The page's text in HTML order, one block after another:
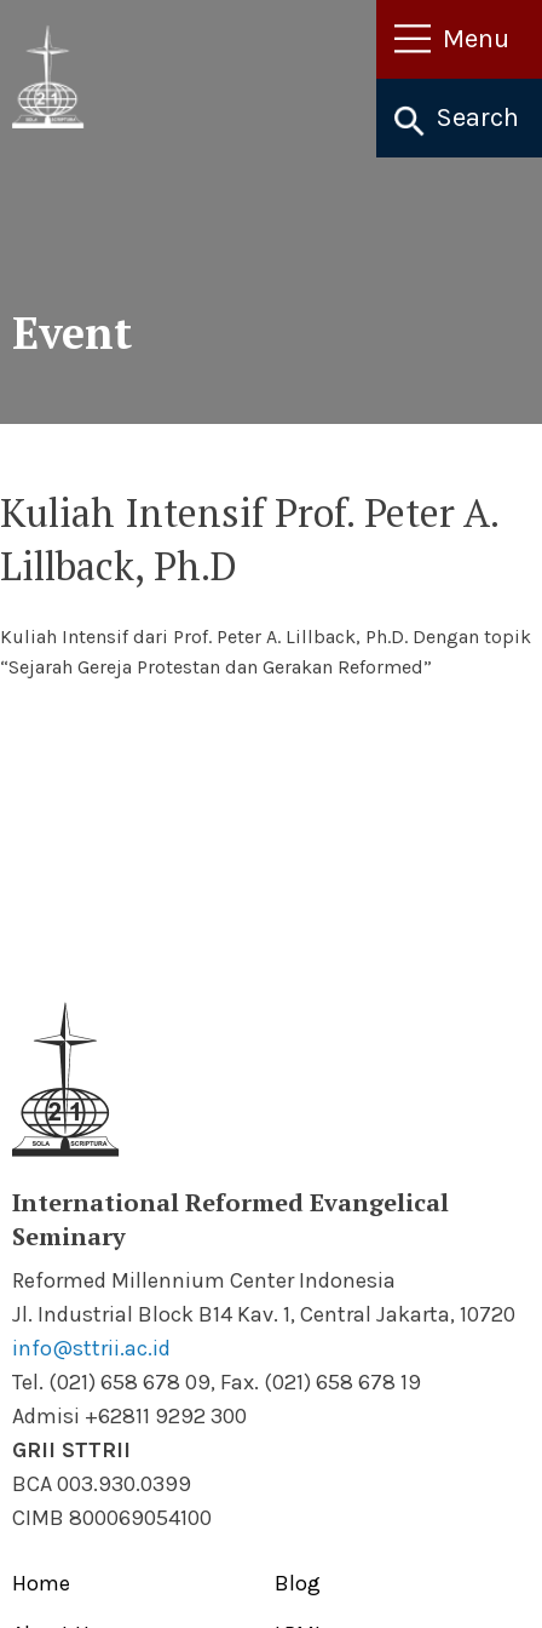
content
Search
Menu
Event
Kuliah Intensif Prof. Peter A.
Lillback, Ph.D
Kuliah Intensif dari Prof. Peter A. Lillback, Ph.D. Dengan topik
“Sejarah Gereja Protestan dan Gerakan Reformed”
International Reformed Evangelical
Seminary
Reformed Millennium Center Indonesia
Jl. Industrial Block B14 Kav. 1, Central Jakarta, 10720
info@sttrii.ac.id
Tel. (021) 658 678 09, Fax. (021) 658 678 19
Admisi +62811 9292 300
GRII STTRII
BCA 003.930.0399
CIMB 800069054100
Home
Blog